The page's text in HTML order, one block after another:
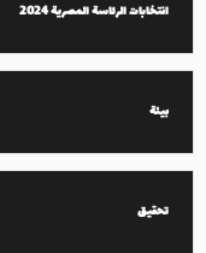
انتخابات الرئاسة المصرية 2024
بيئة
تحقيق